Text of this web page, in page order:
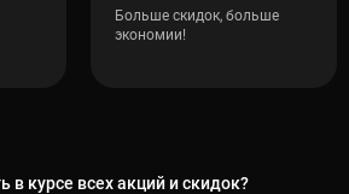
Больше скидок, больше
экономии!
в курсе всех акций и скидок?